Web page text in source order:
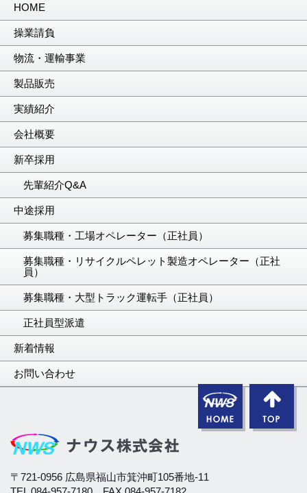
HOME
操業請負
物流・運輸事業
製品販売
実績紹介
会社概要
新卒採用
先輩紹介Q&A
中途採用
募集職種・工場オペレーター（正社員）
募集職種・リサイクルペレット製造オペレーター（正社
員）
募集職種・大型トラック運転手（正社員）
正社員型派遣
新着情報
お問い合わせ
〒721-0956 広島県福山市箕沖町105番地-11